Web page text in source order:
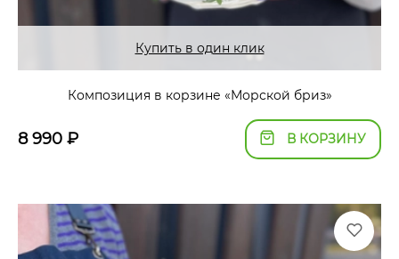
Купить в один клик
Композиция в корзине «Морской бриз»
8 990 ₽ В КОРЗИНУ